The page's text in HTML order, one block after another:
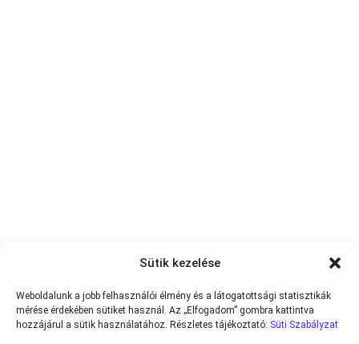
Sütik kezelése
Weboldalunk a jobb felhasználói élmény és a látogatottsági statisztikák
mérése érdekében sütiket használ. Az „Elfogadom” gombra kattintva
hozzájárul a sütik használatához. Részletes tájékoztató: Süti Szabályzat